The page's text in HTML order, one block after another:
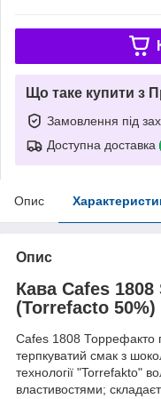
Що таке купити з
Замовлення під
Доступна доставка
Опис
Опис
Кава Cafes
(Torrefacto 50%)
Cafes 1808 Торрефакто
терпкуватий смак з
технології "Torrefakto"
властивостями;